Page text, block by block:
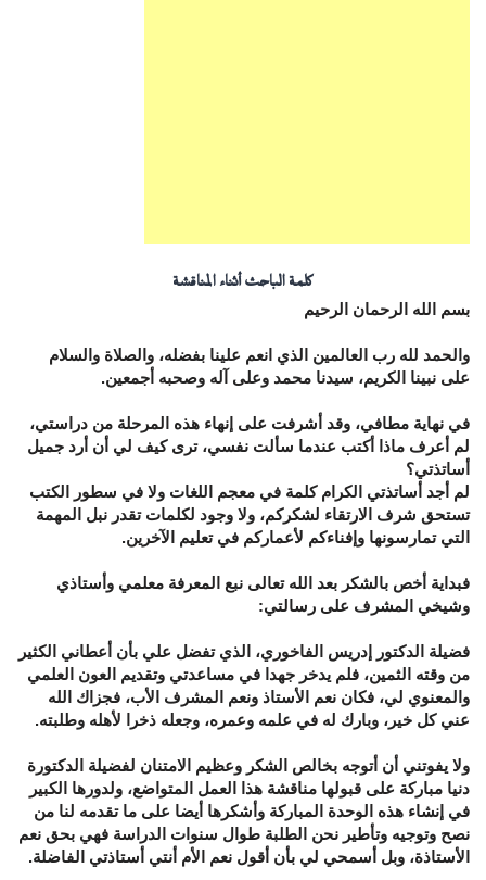
كلمة الباحث أثناء المناقشة
بسم الله الرحمان الرحيم
والحمد لله رب العالمين الذي انعم علينا بفضله، والصلاة والسلام
على نبينا الكريم، سيدنا محمد وعلى آله وصحبه أجمعين.
في نهاية مطافي، وقد أشرفت على إنهاء هذه المرحلة من دراستي،
لم أعرف ماذا أكتب عندما سألت نفسي، ترى كيف لي أن أرد جميل
أساتذتي؟
لم أجد أساتذتي الكرام كلمة في معجم اللغات ولا في سطور الكتب
تستحق شرف الارتقاء لشكركم، ولا وجود لكلمات تقدر نبل المهمة
التي تمارسونها وإفناءكم لأعماركم في تعليم الآخرين.
فبداية أخص بالشكر بعد الله تعالى نبع المعرفة معلمي وأستاذي
وشيخي المشرف على رسالتي:
فضيلة الدكتور إدريس الفاخوري، الذي تفضل علي بأن أعطاني الكثير
من وقته الثمين، فلم يدخر جهدا في مساعدتي وتقديم العون العلمي
والمعنوي لي، فكان نعم الأستاذ ونعم المشرف الأب، فجزاك الله
عني كل خير، وبارك له في علمه وعمره، وجعله ذخرا لأهله وطلبته.
ولا يفوتني أن أتوجه بخالص الشكر وعظيم الامتنان لفضيلة الدكتورة
دنيا مباركة على قبولها مناقشة هذا العمل المتواضع، ولدورها الكبير
في إنشاء هذه الوحدة المباركة وأشكرها أيضا على ما تقدمه لنا من
نصح وتوجيه وتأطير نحن الطلبة طوال سنوات الدراسة فهي بحق نعم
الأستاذة، وبل أسمحي لي بأن أقول نعم الأم أنتي أستاذتي الفاضلة.